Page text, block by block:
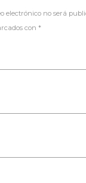
electrónico no será
con *